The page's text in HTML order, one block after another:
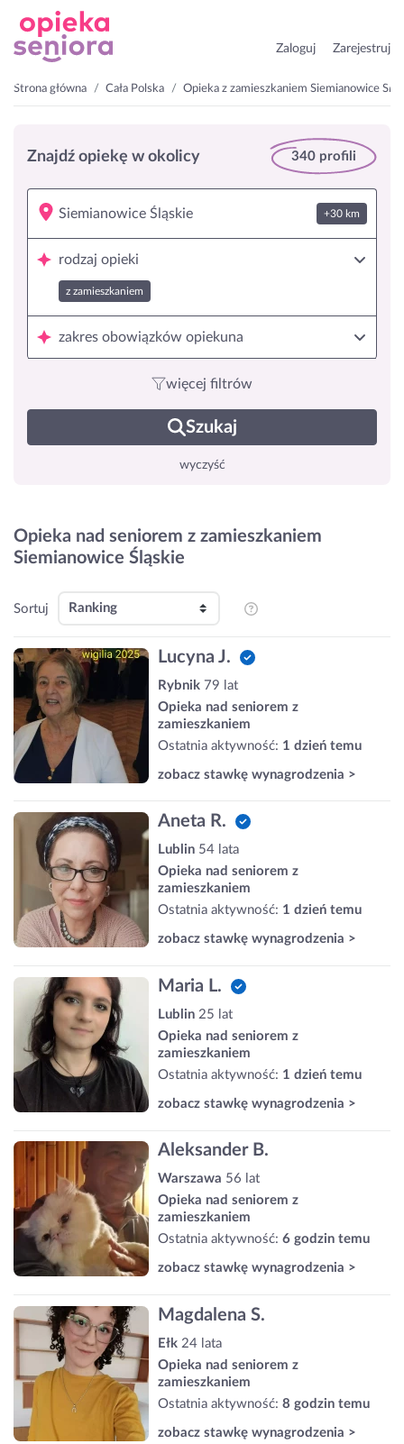
Zaloguj Zarejestruj
Strona główna Cała Polska Opieka z zamieszkaniem Siemianowice
Znajdź opiekę w okolicy 340 profili
+30 km
rodzaj opieki
z zamieszkaniem
zakres obowiązków opiekuna
więcej filtrów
Szukaj
wyczyść
Opieka nad seniorem z zamieszkaniem
Siemianowice Śląskie
Sortuj
Lucyna J.
Rybnik 79 lat
Opieka nad seniorem z
zamieszkaniem
Ostatnia aktywność: 1 dzień temu
zobacz stawkę wynagrodzenia >
Aneta R.
Lublin 54 lata
Opieka nad seniorem z
zamieszkaniem
Ostatnia aktywność: 1 dzień temu
zobacz stawkę wynagrodzenia >
Maria L.
Lublin 25 lat
Opieka nad seniorem z
zamieszkaniem
Ostatnia aktywność: 1 dzień temu
zobacz stawkę wynagrodzenia >
Aleksander B.
Warszawa 56 lat
Opieka nad seniorem z
zamieszkaniem
Ostatnia aktywność: 6 godzin temu
zobacz stawkę wynagrodzenia >
Magdalena S.
Ełk 24 lata
Opieka nad seniorem z
zamieszkaniem
Ostatnia aktywność: 8 godzin temu
zobacz stawkę wynagrodzenia >